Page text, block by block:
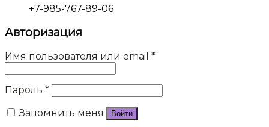
+7-985-767-89-06
Авторизация
Имя пользователя или email *
Пароль *
Запомнить меня
Войти